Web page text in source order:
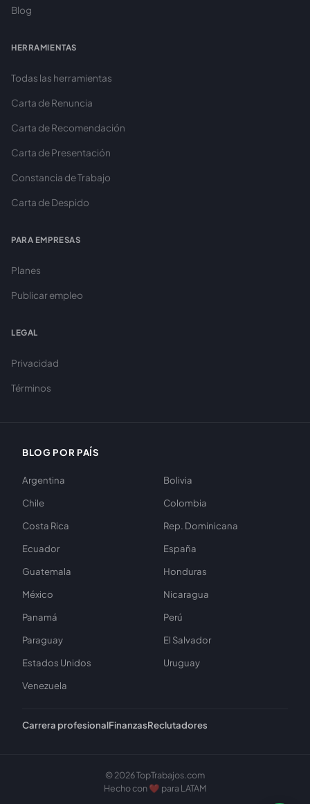
Blog
HERRAMIENTAS
Todas las herramientas
Carta de Renuncia
Carta de Recomendación
Carta de Presentación
Constancia de Trabajo
Carta de Despido
PARA EMPRESAS
Planes
Publicar empleo
LEGAL
Privacidad
Términos
BLOG POR PAÍS
Argentina
Bolivia
Chile
Colombia
Costa Rica
Rep. Dominicana
Ecuador
España
Guatemala
Honduras
México
Nicaragua
Panamá
Perú
Paraguay
El Salvador
Estados Unidos
Uruguay
Venezuela
Carrera profesionalFinanzasReclutadores
© 2026 TopTrabajos.com
Hecho con ❤️ para LATAM